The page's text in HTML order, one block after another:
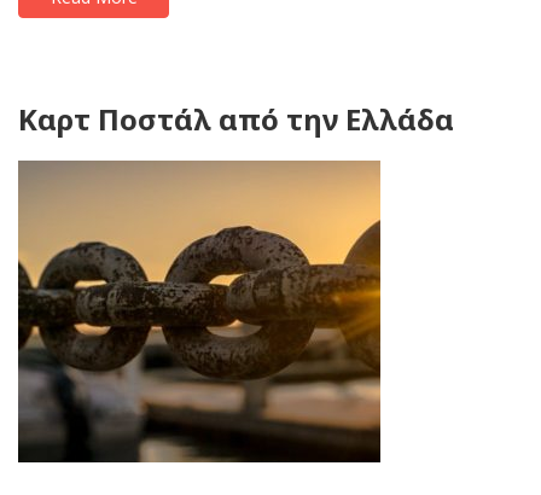
Καρτ Ποστάλ από την Ελλάδα